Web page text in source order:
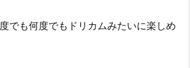
でも何度でもドリカムみたいに楽しめ